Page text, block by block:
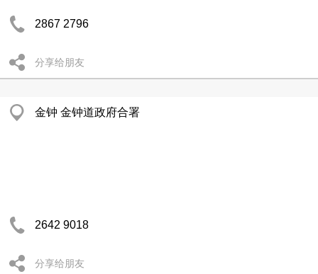
2867 2796
分享给朋友
金钟 金钟道政府合署
2642 9018
分享给朋友